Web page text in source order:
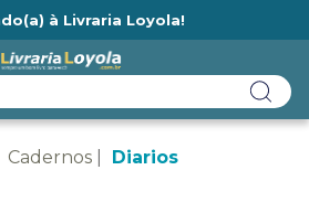
à Livraria Loyola!
Cadernos Diarios